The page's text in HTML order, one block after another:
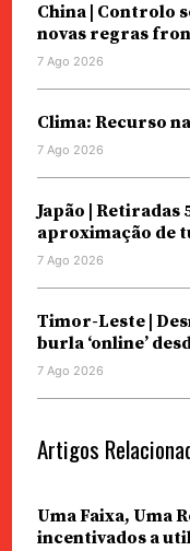
China | Controlo
novas regras
7 Ago 2026
Clima: Recurso
7 Ago 2026
Japão | Retiradas
aproximação de
7 Ago 2026
Timor-Leste |
burla ‘online’
7 Ago 2026
Artigos
Uma Faixa, Uma
incentivados a